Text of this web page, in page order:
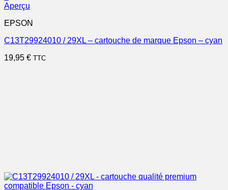
Aperçu
EPSON
C13T29924010 / 29XL – cartouche de marque Epson – cyan
19,95 € TTC